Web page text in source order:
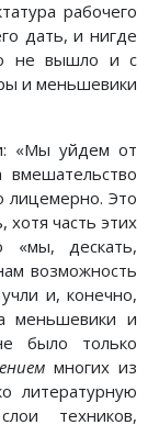
рабочего
дать, и нигде
не вышло и с
и меньшевики
«Мы уйдем от
лицемерно. Это
хотя часть этих
«мы, дескать,
возможность
и, конечно,
меньшевики и
было только
многих из
литературную
техников,